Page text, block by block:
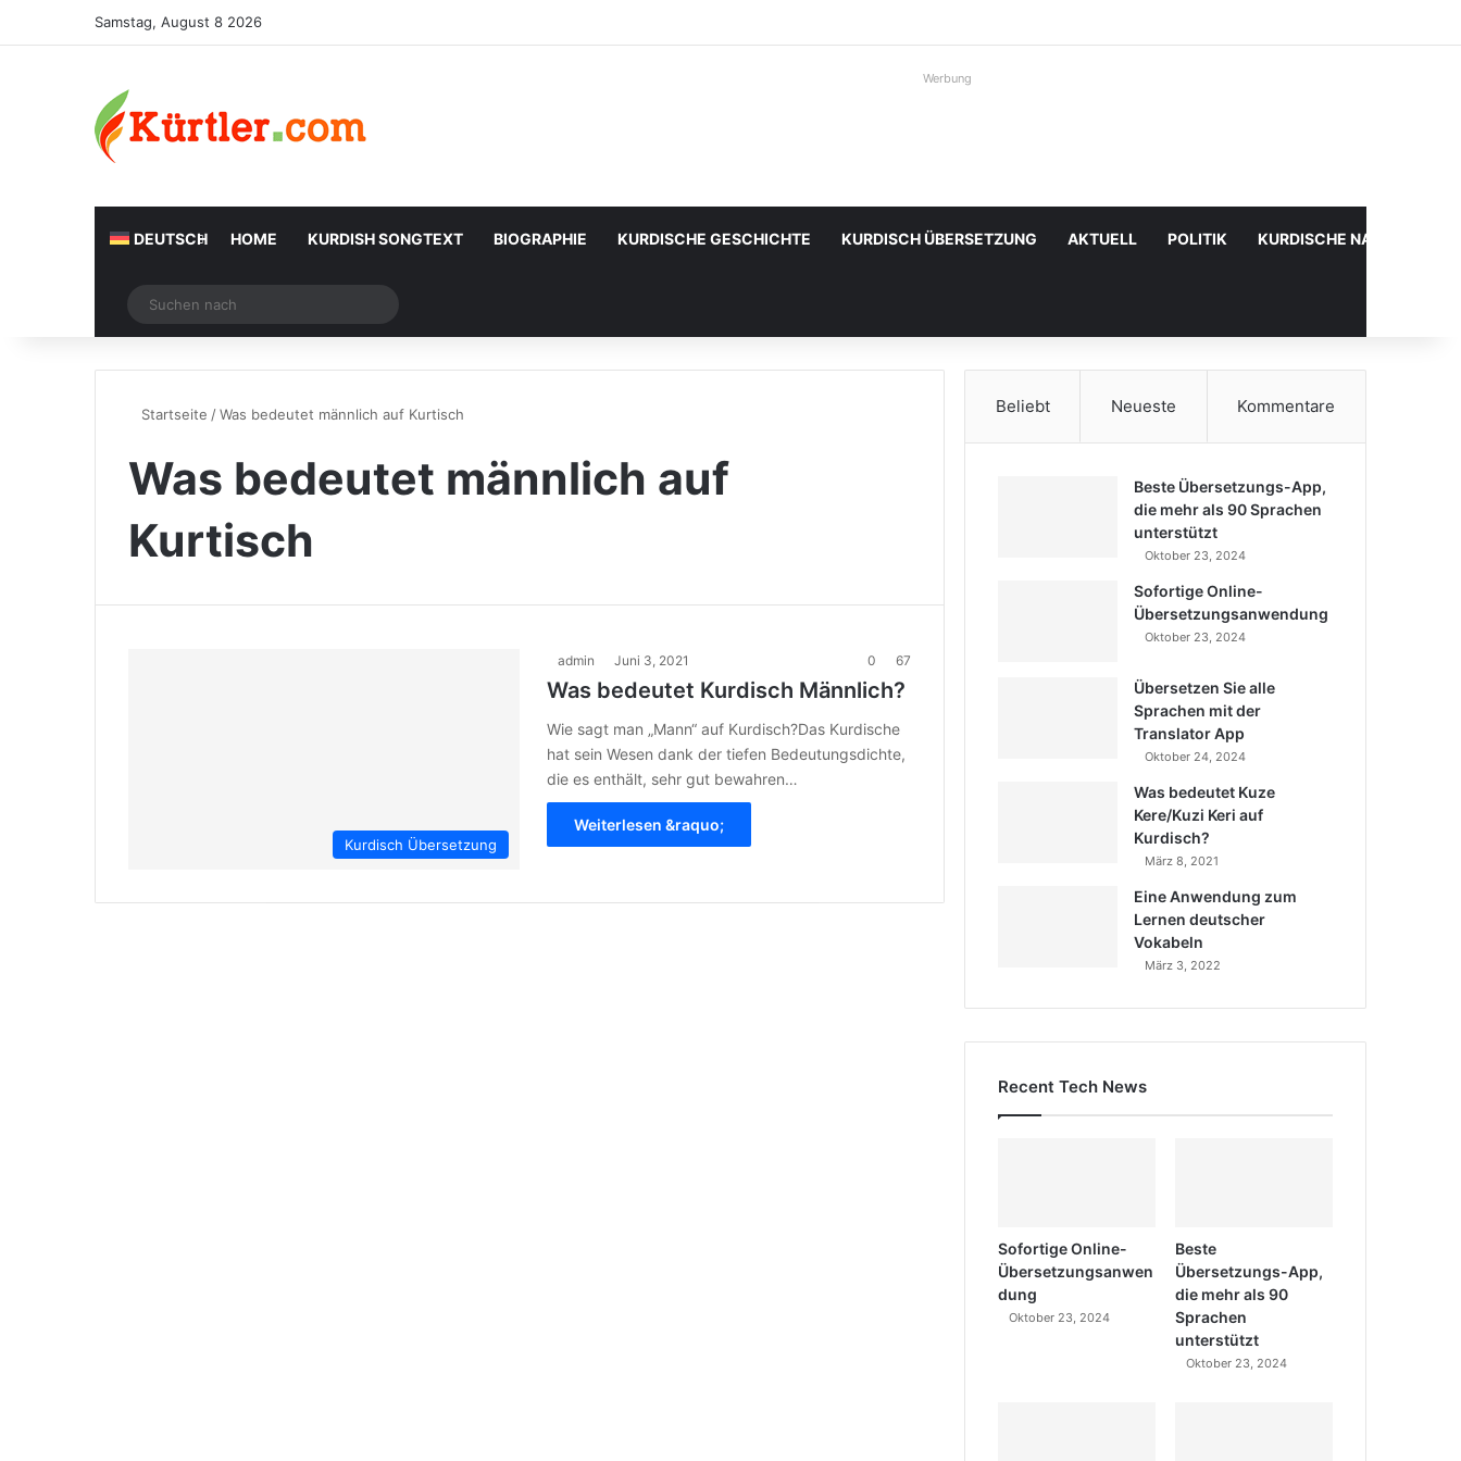
Samstag, August 8 2026
Werbung
DEUTSCH HOME KURDISH SONGTEXT BIOGRAPHIE KURDISCHE GESCHICHTE KURDISCH ÜBERSETZUNG AKTUELL POLITIK KURDISCHE
Zufälliger Artikel
nach
Startseite /Was bedeutet männlich auf Kurtisch
Was bedeutet männlich auf
Kurtisch
Kurdisch Übersetzung
admin Juni 3, 2021 0 67
Was bedeutet Kurdisch Männlich?
Wie sagt man „Mann“ auf Kurdisch?Das Kurdische
hat sein Wesen dank der tiefen Bedeutungsdichte,
die es enthält, sehr gut bewahren…
Weiterlesen &raquo;
Beliebt Neueste Kommentare
Beste Übersetzungs-App,
die mehr als 90 Sprachen
unterstützt
Oktober 23, 2024
Sofortige Online-
Übersetzungsanwendung
Oktober 23, 2024
Übersetzen Sie alle
Sprachen mit der
Translator App
Oktober 24, 2024
Was bedeutet Kuze
Kere/Kuzi Keri auf
Kurdisch?
März 8, 2021
Eine Anwendung zum
Lernen deutscher
Vokabeln
März 3, 2022
Recent Tech News
Sofortige Online-
Übersetzungsanwen
dung
Oktober 23, 2024
Beste
Übersetzungs-App,
die mehr als 90
Sprachen
unterstützt
Oktober 23, 2024